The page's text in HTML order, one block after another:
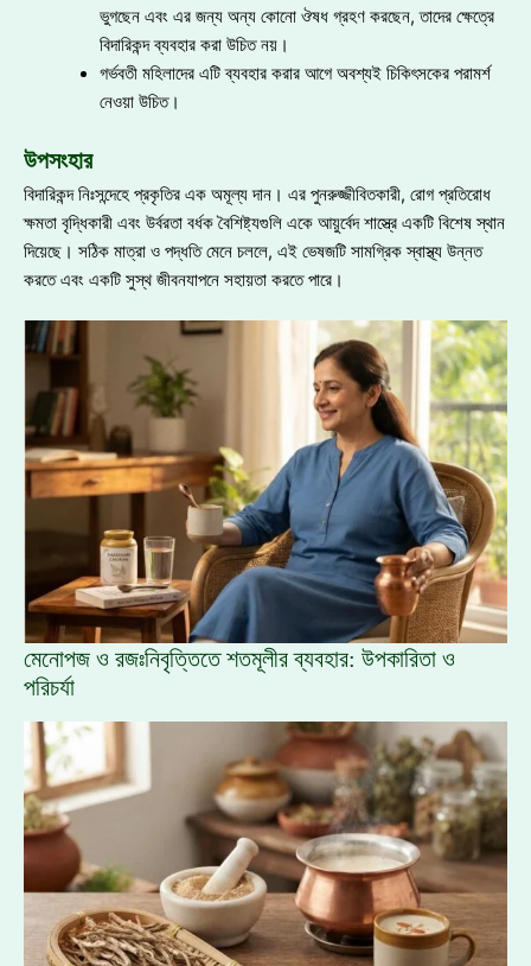
ভুগছেন এবং এর জন্য অন্য কোনো ঔষধ গ্রহণ করছেন, তাদের ক্ষেত্রে
বিদারিকন্দ ব্যবহার করা উচিত নয়।
গর্ভবতী মহিলাদের এটি ব্যবহার করার আগে অবশ্যই চিকিৎসকের পরামর্শ
নেওয়া উচিত।
উপসংহার
বিদারিকন্দ নিঃসন্দেহে প্রকৃতির এক অমূল্য দান। এর পুনরুজ্জীবিতকারী, রোগ প্রতিরোধ
ক্ষমতা বৃদ্ধিকারী এবং উর্বরতা বর্ধক বৈশিষ্ট্যগুলি একে আয়ুর্বেদ শাস্ত্রে একটি বিশেষ স্থান
দিয়েছে। সঠিক মাত্রা ও পদ্ধতি মেনে চললে, এই ভেষজটি সামগ্রিক স্বাস্থ্য উন্নত
করতে এবং একটি সুস্থ জীবনযাপনে সহায়তা করতে পারে।
মেনোপজ ও রজঃনিবৃত্তিতে শতমূলীর ব্যবহার: উপকারিতা ও
পরিচর্যা